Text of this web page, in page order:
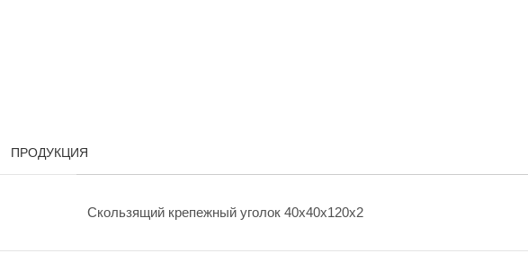
ПРОДУКЦИЯ
Скользящий крепежный уголок 40х40х120х2